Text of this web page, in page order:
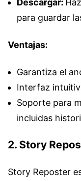
Descargar:
para guardar
Ventajas:
Garantiza el
Interfaz
Soporte para
incluidas
2. Story
Story Reposter